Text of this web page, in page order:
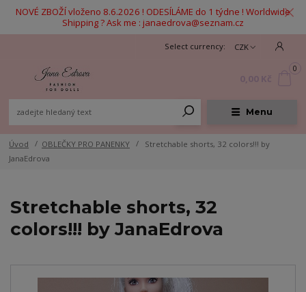
NOVÉ ZBOŽÍ vloženo 8.6.2026 ! ODESÍLÁME do 1 týdne ! Worldwide
Shipping ? Ask me : janaedrova@seznam.cz
Menu
CZK
0
Úvod OBLEČKY PRO PANENKY
Stretchable shorts, 32 colors!!! by
JanaEdrova
Stretchable shorts, 32
colors!!! by JanaEdrova